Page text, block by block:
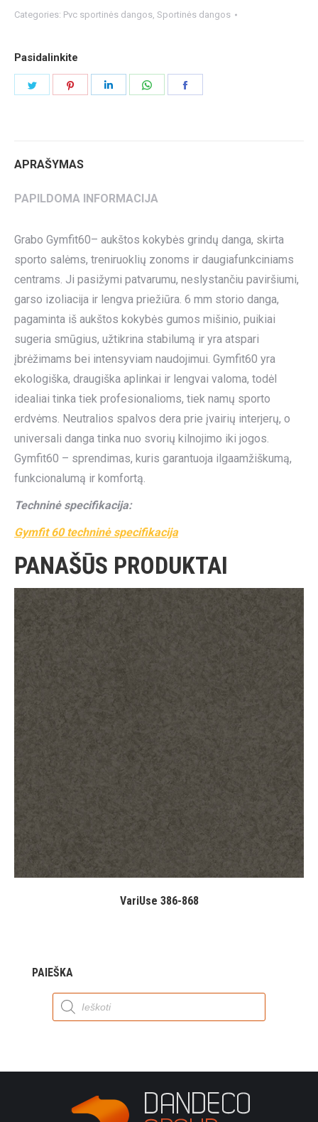
Categories: Pvc sportinės dangos, Sportinės dangos
Pasidalinkite
APRAŠYMAS
PAPILDOMA INFORMACIJA
Grabo Gymfit60– aukštos kokybės grindų danga, skirta
sporto salėms, treniruoklių zonoms ir daugiafunkciniams
centrams. Ji pasižymi patvarumu, neslystančiu paviršiumi,
garso izoliacija ir lengva priežiūra. 6 mm storio danga,
pagaminta iš aukštos kokybės gumos mišinio, puikiai
sugeria smūgius, užtikrina stabilumą ir yra atspari
įbrėžimams bei intensyviam naudojimui. Gymfit60 yra
ekologiška, draugiška aplinkai ir lengvai valoma, todėl
idealiai tinka tiek profesionalioms, tiek namų sporto
erdvėms. Neutralios spalvos dera prie įvairių interjerų, o
universali danga tinka nuo svorių kilnojimo iki jogos.
Gymfit60 – sprendimas, kuris garantuoja ilgaamžiškumą,
funkcionalumą ir komfortą.
Techninė specifikacija:
Gymfit 60 techninė specifikacija
PANAŠŪS PRODUKTAI
VariUse 386-868
PAIEŠKA
Products
search